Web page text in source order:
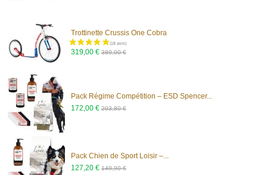
Trottinette Crussis One Cobra
319,00 € 389,00 €
Pack Régime Compétition – ESD Spencer...
172,00 € 203,80 €
Pack Chien de Sport Loisir –...
127,20 € 149,90 €